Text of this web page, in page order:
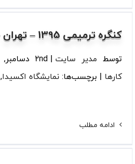
کنگره ترمیمی 1395 – تهران – آپادانا تک
توسط مدیر سایت 2nd دسامبر, 2024
کارها
برچسب‌ها: نمایشگاه اکسیدا,
ادامه مطلب